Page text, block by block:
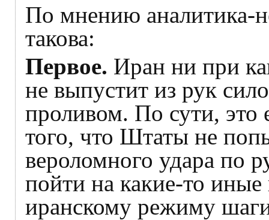
По мнению аналитика-
такова:
Первое. Иран ни при
не выпустит из рук
проливом. По сути, это
того, что Штаты не
вероломного удара по
пойти на какие-то
иранскому режиму